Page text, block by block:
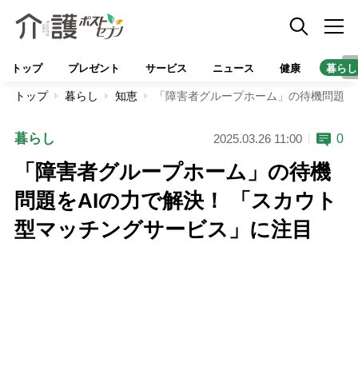
トップ プレゼント サービス ニュース 健康 暮らし
トップ 暮らし 知恵 「障害者グループホーム」の待機問題
暮らし 2025.03.26 11:00 0
「障害者グループホーム」の待機
問題をAIの力で解決！ 「スカウト
型マッチングサービス」に注目